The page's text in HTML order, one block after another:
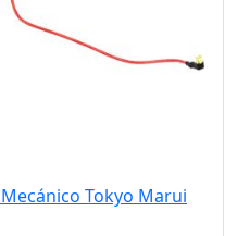
Tokyo Marui